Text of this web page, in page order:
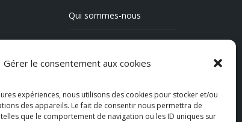
Gérer le consentement aux cookies
expériences, nous utilisons des cookies pour stocker et/ou
des appareils. Le fait de consentir nous permettra de
que le comportement de navigation ou les ID uniques sur
Qui sommes-nous
L’association Trésorsmédia
Contact
Politique de cookies (UE)